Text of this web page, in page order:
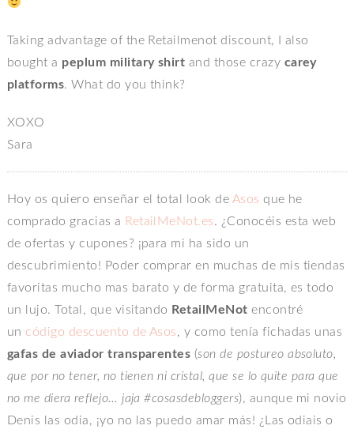
Taking advantage of the Retailmenot discount, I also
bought a peplum military shirt and those crazy carey
platforms. What do you think?
XOXO
Sara
Hoy os quiero enseñar el total look de Asos que he
comprado gracias a RetailMeNot.es. ¿Conocéis esta web
de ofertas y cupones? ¡para mi ha sido un
descubrimiento! Poder comprar en muchas de mis tiendas
favoritas mucho mas barato y de forma gratuita, es todo
un lujo. Total, que visitando RetailMeNot encontré
un código descuento de Asos, y como tenía fichadas unas
gafas de aviador transparentes (son de postureo absoluto,
que por no tener, no tienen ni cristal, que se lo quite para que
no me diera reflejo… jaja #cosasdebloggers), aunque mi novio
Denis las odia, ¡yo no las puedo amar más! ¿Las odiais o